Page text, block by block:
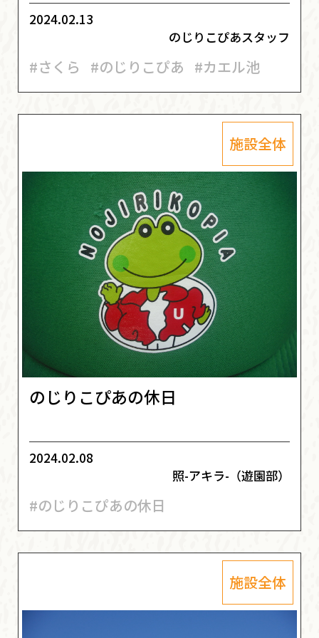
2024.02.13
のじりこぴあスタッフ
#さくら #のじりこぴあ #カエル池
施設全体
のじりこぴあの休日
2024.02.08
照-アキラ-（遊園部）
#のじりこぴあの休日
施設全体